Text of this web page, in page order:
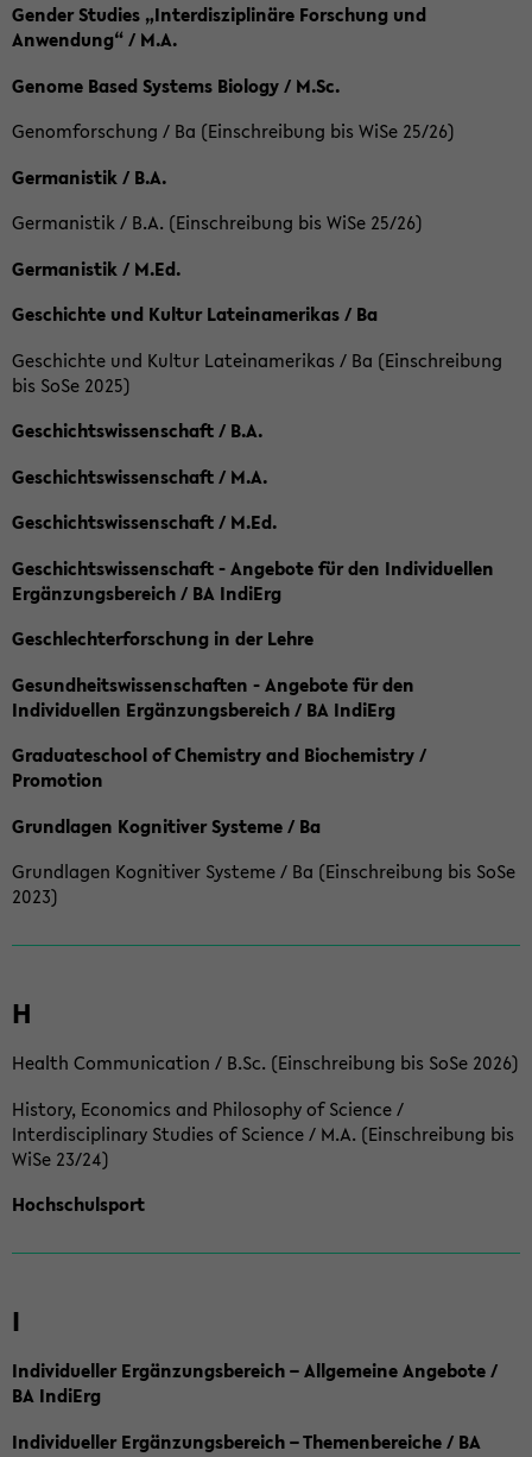
Gender Studies „Interdisziplinäre Forschung und
Anwendung“ / M.A.
Genome Based Systems Biology / M.Sc.
Genomforschung / Ba (Einschreibung bis WiSe 25/26)
Germanistik / B.A.
Germanistik / B.A. (Einschreibung bis WiSe 25/26)
Germanistik / M.Ed.
Geschichte und Kultur Lateinamerikas / Ba
Geschichte und Kultur Lateinamerikas / Ba (Einschreibung
bis SoSe 2025)
Geschichtswissenschaft / B.A.
Geschichtswissenschaft / M.A.
Geschichtswissenschaft / M.Ed.
Geschichtswissenschaft - Angebote für den Individuellen
Ergänzungsbereich / BA IndiErg
Geschlechterforschung in der Lehre
Gesundheitswissenschaften - Angebote für den
Individuellen Ergänzungsbereich / BA IndiErg
Graduateschool of Chemistry and Biochemistry /
Promotion
Grundlagen Kognitiver Systeme / Ba
Grundlagen Kognitiver Systeme / Ba (Einschreibung bis SoSe
2023)
H
Health Communication / B.Sc. (Einschreibung bis SoSe 2026)
History, Economics and Philosophy of Science /
Interdisciplinary Studies of Science / M.A. (Einschreibung bis
WiSe 23/24)
Hochschulsport
I
Individueller Ergänzungsbereich – Allgemeine Angebote /
BA IndiErg
Individueller Ergänzungsbereich – Themenbereiche / BA